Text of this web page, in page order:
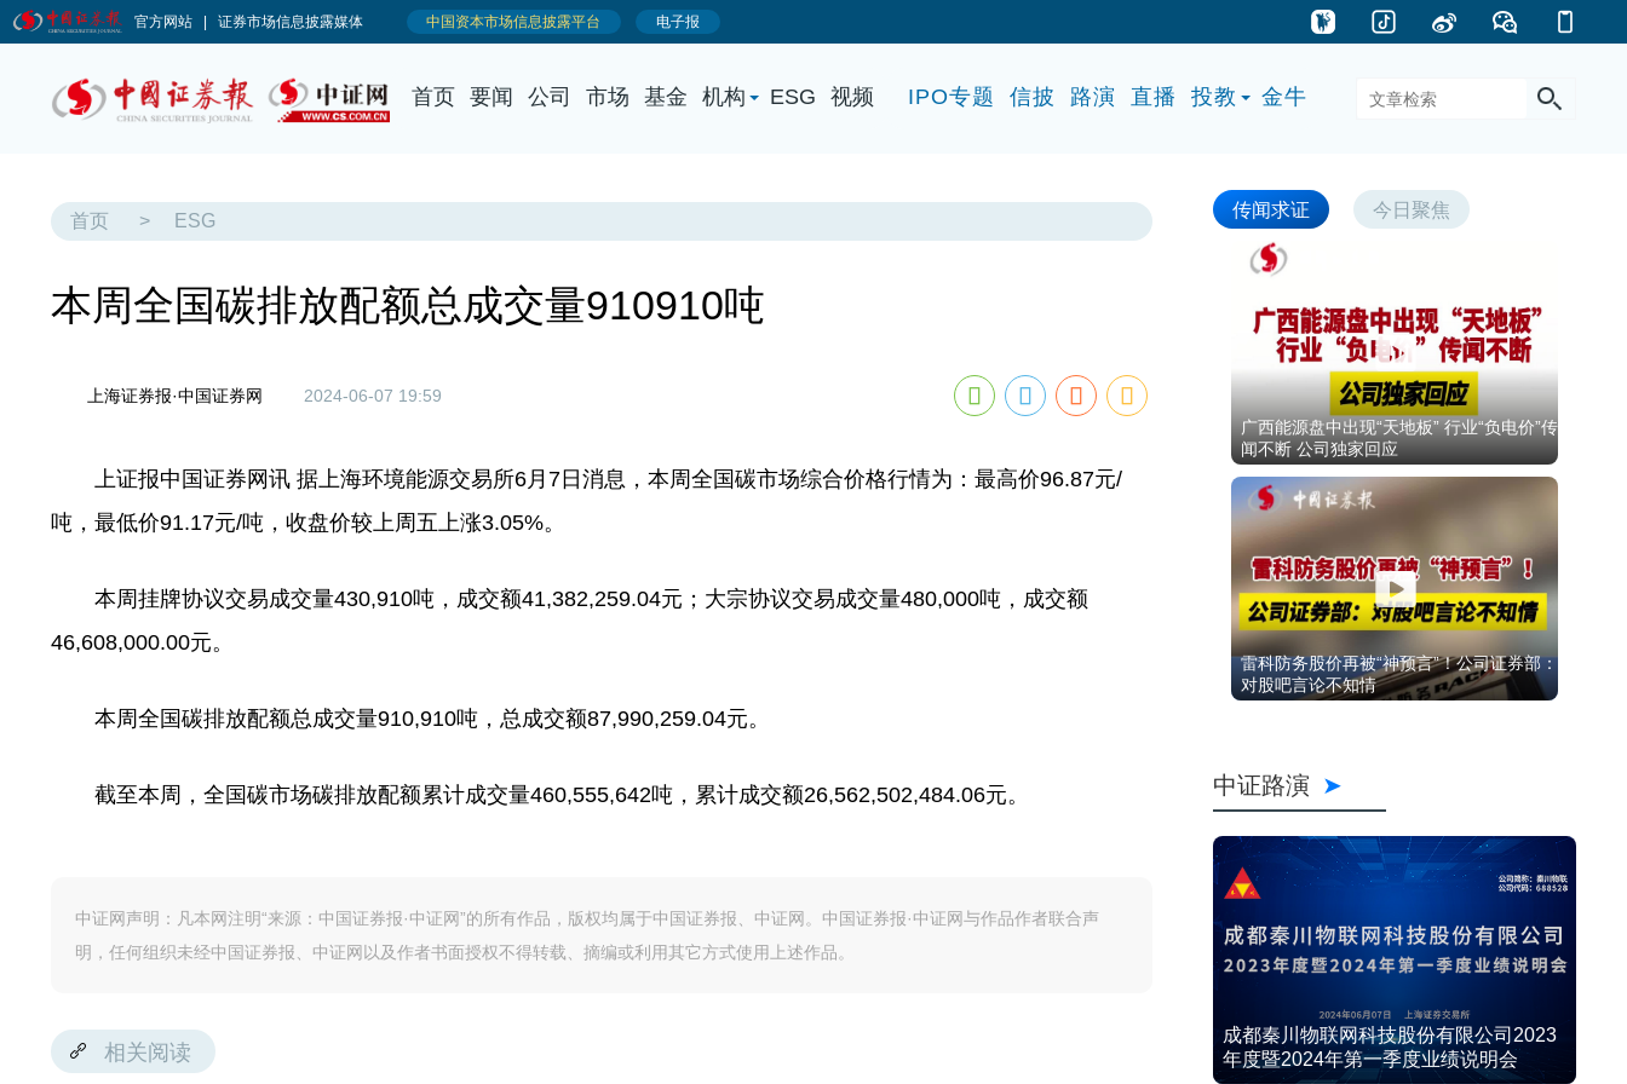
首页 要闻 公司 市场 基金 机构 ESG 视频 IPO专题 信披 路演 直播 投教 金牛
首页 > ESG
本周全国碳排放配额总成交量910910吨
上海证券报·中国证券网 2024-06-07 19:59
上证报中国证券网讯 据上海环境能源交易所6月7日消息，本周全国碳市场综合价格行情为：最高价96.87元/
吨，最低价91.17元/吨，收盘价较上周五上涨3.05%。
本周挂牌协议交易成交量430,910吨，成交额41,382,259.04元；大宗协议交易成交量480,000吨，成交额
46,608,000.00元。
本周全国碳排放配额总成交量910,910吨，总成交额87,990,259.04元。
截至本周，全国碳市场碳排放配额累计成交量460,555,642吨，累计成交额26,562,502,484.06元。
中证网声明：凡本网注明“来源：中国证券报·中证网”的所有作品，版权均属于中国证券报、中证网。中国证券报·中证网与作品作者联合声
明，任何组织未经中国证券报、中证网以及作者书面授权不得转载、摘编或利用其它方式使用上述作品。
相关阅读
传闻求证 今日聚焦
广西能源盘中出现“天地板” 行业“负电价”传
闻不断 公司独家回应
雷科防务股价再被“神预言”！公司证券部：
对股吧言论不知情
中证路演
成都秦川物联网科技股份有限公司2023
年度暨2024年第一季度业绩说明会